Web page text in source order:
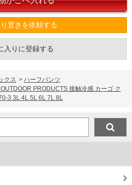
置きを依頼する
入りに登録する
クス > ハーフパンツ
PRODUCTS 接触冷感 カーゴ ク
3 3L 4L 5L 6L 7L 8L